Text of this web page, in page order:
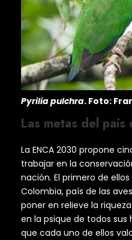
Pyrilia pulchra. Foto:
Las metas del país
La ENCA 2030 propone
trabajar en la
nación. El primero de
Colombia, país de las
poner en relieve la
en la psique de todos
que cada uno de ellos